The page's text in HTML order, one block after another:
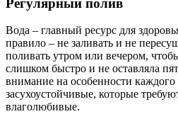
Вода – главный ресурс для
правило – не заливать и не
поливать утром или вечером,
слишком быстро и не оставляла
внимание на особенности каждого
засухоустойчивые, которые
влаголюбивые.